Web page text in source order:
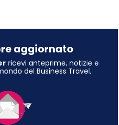
aggiornato
ricevi anteprime, notizie e
del Business Travel.